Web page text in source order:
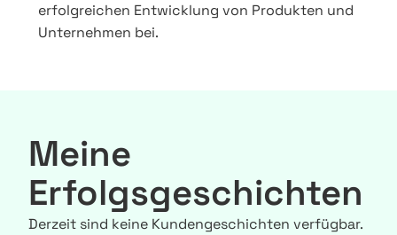
erfolgreichen Entwicklung von Produkten und
Unternehmen bei.
Meine
Erfolgsgeschichten
Derzeit sind keine Kundengeschichten verfügbar.